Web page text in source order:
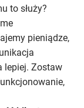
to służy?
pieniądze,
lepiej. Zostaw